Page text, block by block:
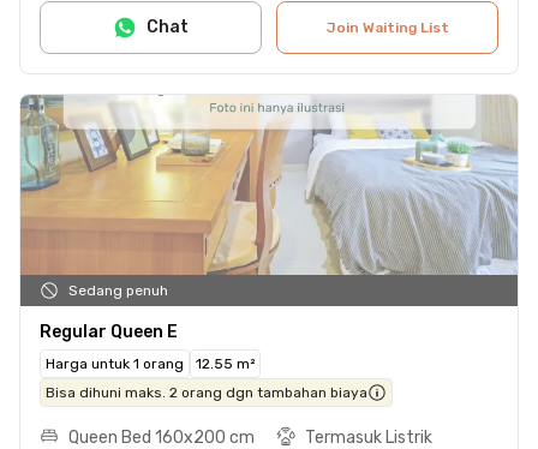
Join Waiting List
Chat
Sedang penuh
Regular Queen E
Harga untuk 1 orang
12.55 m²
Bisa dihuni maks. 2 orang dgn tambahan biaya
Queen Bed 160x200 cm
Termasuk Listrik